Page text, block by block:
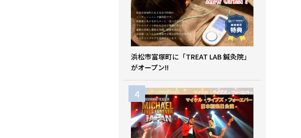
浜松市富塚町に「TREAT LAB 鍼灸院」
がオープン!!